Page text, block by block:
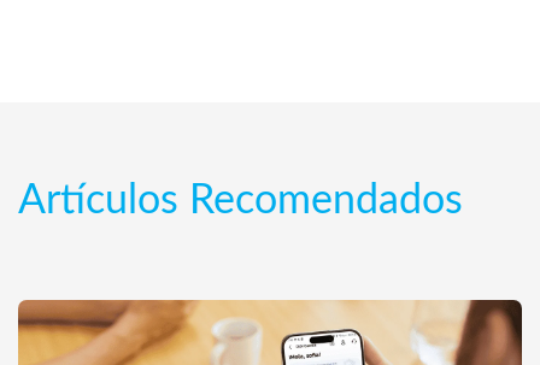
Artículos Recomendados